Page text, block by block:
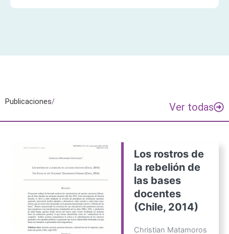
Publicaciones/ Ver todas
Los rostros de
la rebelión de
las bases
docentes
(Chile, 2014)
Christian Matamoros